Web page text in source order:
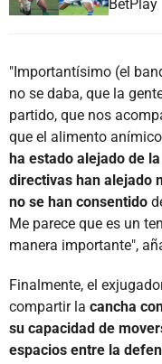
BetPlay
"Importantísimo (el
no se daba, que la
partido, que nos
que el alimento
ha estado alejado de
directivas han alejado
no se han consentido
Me parece que es un
manera importante",
Finalmente, el
compartir la cancha
su capacidad de
espacios entre la